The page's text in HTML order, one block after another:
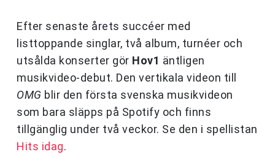
Efter senaste årets succéer med
listtoppande singlar, två album, turnéer och
utsålda konserter gör Hov1 äntligen
musikvideo-debut. Den vertikala videon till
OMG blir den första svenska musikvideon
som bara släpps på Spotify och finns
tillgänglig under två veckor. Se den i spellistan
Hits idag.